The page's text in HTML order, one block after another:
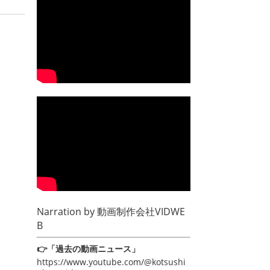
Narration by動画制作会社VIDWE
B
👉「過去の動画ニュース」
https://www.youtube.com/@kotsushi